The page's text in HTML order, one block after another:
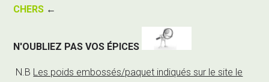
CHERS ←
N'OUBLIEZ PAS VOS ÉPICES
N.B Les poids embossés/paquet indiqués sur le site le